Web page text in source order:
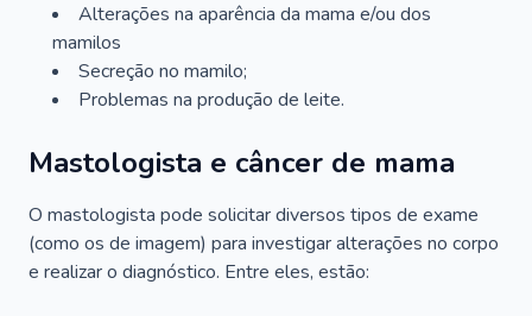
Alterações na aparência da mama e/ou dos
mamilos
Secreção no mamilo;
Problemas na produção de leite.
Mastologista e câncer de mama
O mastologista pode solicitar diversos tipos de exame
(como os de imagem) para investigar alterações no corpo
e realizar o diagnóstico. Entre eles, estão: